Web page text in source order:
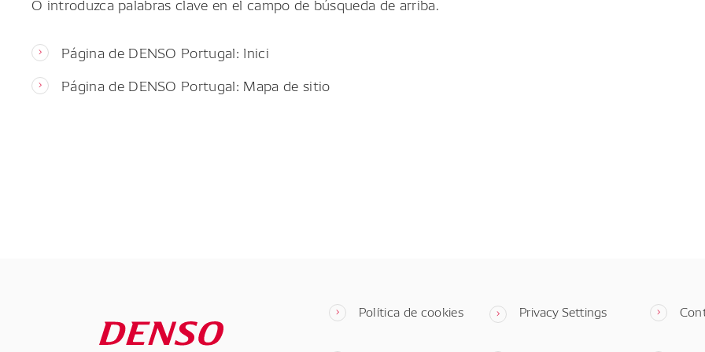
Página de DENSO Portugal: Inici
Página de DENSO Portugal: Mapa de sitio
Política de cookies Privacy Settings